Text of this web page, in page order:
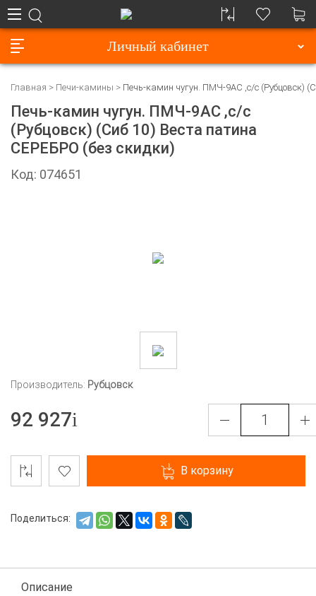
Личный кабинет
Главная Печи-камины Печь-камин чугун. ПМЧ-9АС ,с/с (Рубцовск)
Печь-камин чугун. ПМЧ-9АС ,с/с
(Рубцовск) (Сиб 10) Веста патина
СЕРЕБРО (без скидки)
Код: 074651
Производитель: Рубцовск
92 927
В корзину
Поделиться:
Описание